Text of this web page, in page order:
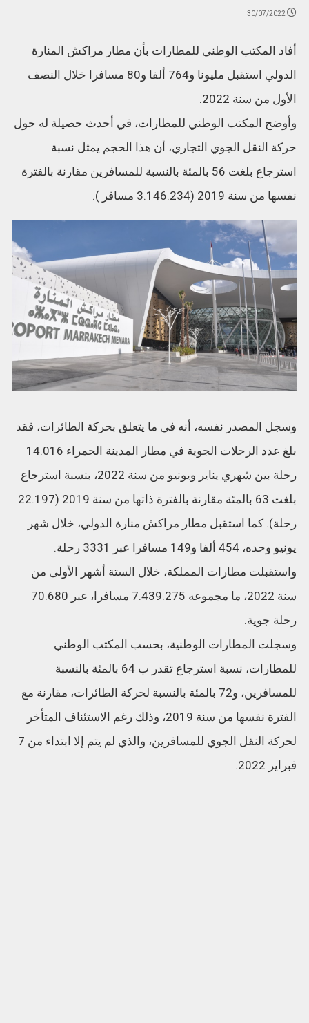
30/07/2022
أفاد المكتب الوطني للمطارات بأن مطار مراكش المنارة
الدولي استقبل مليونا و764 ألفا و80 مسافرا خلال النصف
الأول من سنة 2022.
وأوضح المكتب الوطني للمطارات، في أحدث حصيلة له حول
حركة النقل الجوي التجاري، أن هذا الحجم يمثل نسبة
استرجاع بلغت 56 بالمئة بالنسبة للمسافرين مقارنة بالفترة
نفسها من سنة 2019 (3.146.234 مسافر ).
وسجل المصدر نفسه، أنه في ما يتعلق بحركة الطائرات، فقد
بلغ عدد الرحلات الجوية في مطار المدينة الحمراء 14.016
رحلة بين شهري يناير ويونيو من سنة 2022، بنسبة استرجاع
بلغت 63 بالمئة مقارنة بالفترة ذاتها من سنة 2019 (22.197
رحلة). كما استقبل مطار مراكش منارة الدولي، خلال شهر
يونيو وحده، 454 ألفا و149 مسافرا عبر 3331 رحلة.
واستقبلت مطارات المملكة، خلال الستة أشهر الأولى من
سنة 2022، ما مجموعه 7.439.275 مسافرا، عبر 70.680
رحلة جوية.
وسجلت المطارات الوطنية، بحسب المكتب الوطني
للمطارات، نسبة استرجاع تقدر ب 64 بالمئة بالنسبة
للمسافرين، و72 بالمئة بالنسبة لحركة الطائرات، مقارنة مع
الفترة نفسها من سنة 2019، وذلك رغم الاستئناف المتأخر
لحركة النقل الجوي للمسافرين، والذي لم يتم إلا ابتداء من 7
فبراير 2022.